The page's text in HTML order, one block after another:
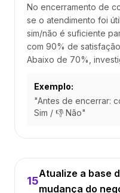
No encerramento de
se o atendimento foi
sim/não é suficiente
com 90% de
Abaixo de 70%,
Exemplo:
"Antes de encerrar:
Sim / 👎 Não"
15
Atualize a base
mudança do